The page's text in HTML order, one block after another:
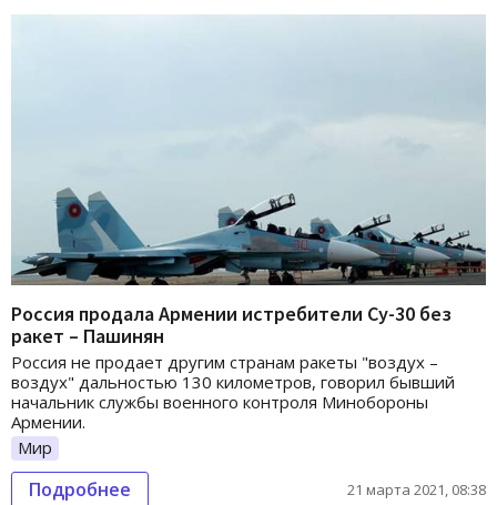
Россия продала Армении истребители Су-30 без
ракет – Пашинян
Россия не продает другим странам ракеты "воздух –
воздух" дальностью 130 километров, говорил бывший
начальник службы военного контроля Минобороны
Армении.
Мир
Подробнее 21 марта 2021, 08:38